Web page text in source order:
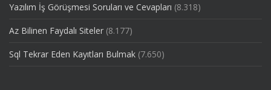
Yazılım İş Görüşmesi Soruları ve Cevapları (8.318)
Az Bilinen Faydalı Siteler (8.177)
Sql Tekrar Eden Kayıtları Bulmak (7.650)